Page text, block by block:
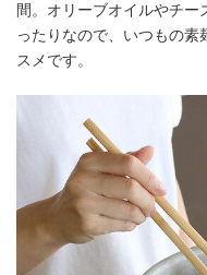
間。オリーブオイルやチ
ったりなので、いつもの素
スメです。